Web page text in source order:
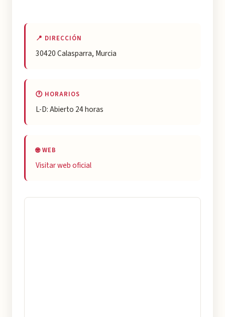
📍 DIRECCIÓN
30420 Calasparra, Murcia
🕐 HORARIOS
L-D: Abierto 24 horas
🌐 WEB
Visitar web oficial